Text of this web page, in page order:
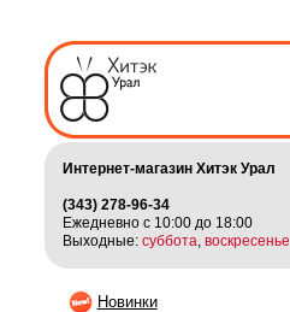
Интернет-магазин Хитэк Урал
(343) 278-96-34
Ежедневно с 10:00 до 18:00
Выходные: суббота воскресенье
Новинки